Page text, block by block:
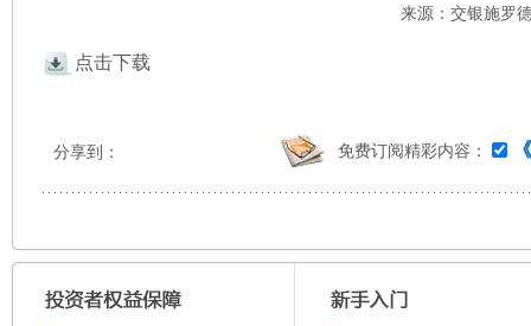
来源：交银施罗
点击下载
分享到： 免费订阅精彩内容：